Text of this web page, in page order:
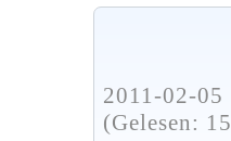
2011-02-
(Gelesen: